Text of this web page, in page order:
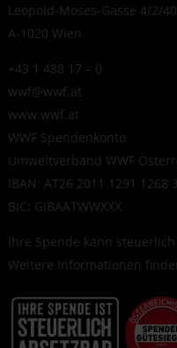
Leopold-Moses-Gasse 4/2/
A-1020 Wien
+43 1 488 17 – 0
wwf@wwf.at
www.wwf.at
WWF Spendenkonto
Umweltverband WWF
IBAN: AT26 2011 1291 1268
BIC: GIBAATWWXXX
Ihre Spende kann
Weitere Informationen